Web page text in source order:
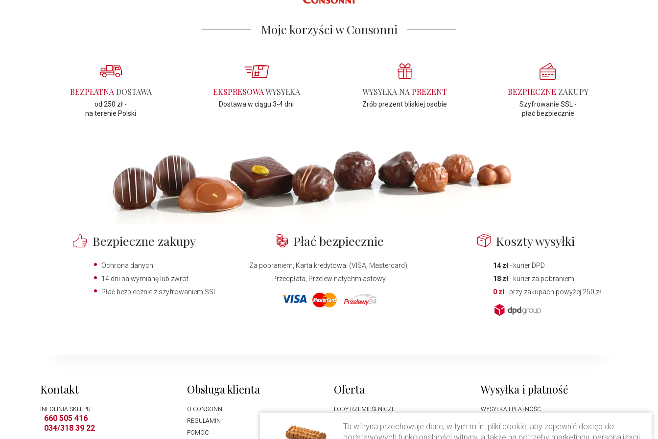
Moje korzyści w Consonni
BEZPŁATNA DOSTAWA
od 250 zł -
na terenie Polski
EKSPRESOWAWYSYŁKA
Dostawa w ciągu 3-4 dni
WYSYŁKA NA PREZENT
Zrób prezent bliskiej osobie
BEZPIECZNE ZAKUPY
Szyfrowanie SSL -
płać bezpiecznie
Bezpieczne zakupy
Ochrona danych
14 dni na wymianę lub zwrot
Płać bezpiecznie z szyfrowaniem SSL
Płać bezpiecznie
Za pobraniem, Karta kredytowa. (VISA, Mastercard),
Przedpłata, Przelew natychmiastowy
Koszty wysyłki
14 zł- kurier DPD
18 zł- kurier za pobraniem
0 zł- przy zakupach powyżej 250 zł
Kontakt
INFOLINIA SKLEPU:
660 505 416
034/318 39 22
Obsługa klienta
O CONSONNI
REGULAMIN
POMOC
Oferta
LODY RZEMIEŚLNICZE
KAWA CAVALLO
Wysyłka i płatność
WYSYŁKA I PŁATNOŚĆ
Prawa autorskie
Ta witryna przechowuje dane, w tym m.in. pliki cookie, aby zapewnić dostęp do